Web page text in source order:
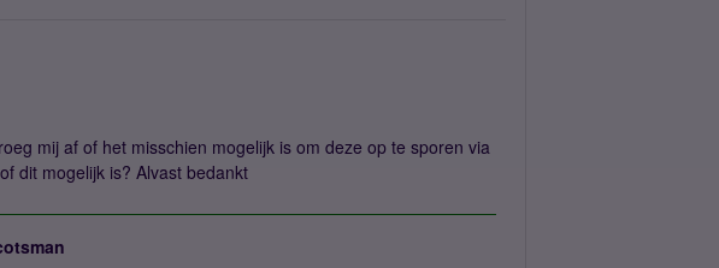
mij af of het misschien mogelijk is om deze op te sporen via
dit mogelijk is? Alvast bedankt